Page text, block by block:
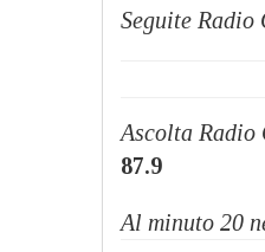
Seguite Radio
Ascolta Radio
87.9
Al minuto 20